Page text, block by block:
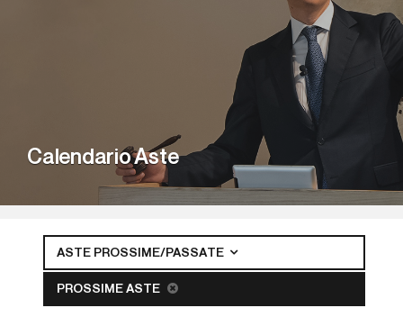
Calendario Aste
ASTE PROSSIME/PASSATE
PROSSIME ASTE